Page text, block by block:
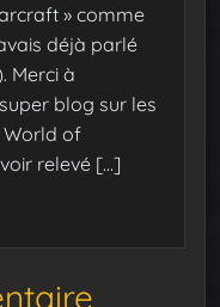
» comme
déjà parlé
Merci à
blog sur les
World of
relevé […]